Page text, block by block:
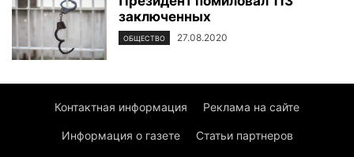
заключенных
ОБЩЕСТВО 27.08.2020
Контактная информация Реклама на сайте
Информация о газете Статьи партнеров